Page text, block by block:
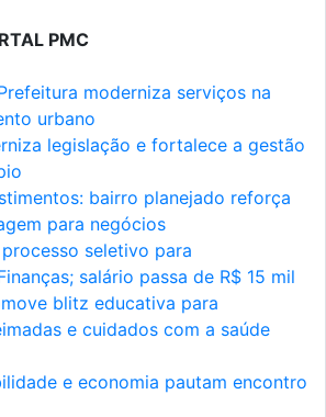
PMC
moderniza serviços na
urbano
legislação e fortalece a gestão
bairro planejado reforça
para negócios
seletivo para
salário passa de R$ 15 mil
blitz educativa para
e cuidados com a saúde
e economia pautam encontro